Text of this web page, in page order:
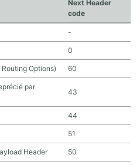
Next Header
code
-
0
Options) 60
par
43
44
51
Header 50